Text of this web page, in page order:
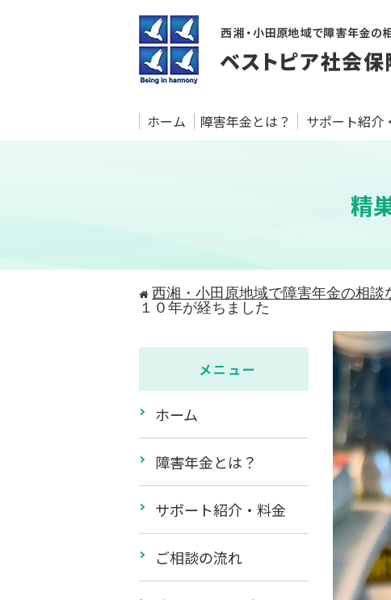
ホーム 障害年金とは？ サポート紹介
精
西湘・小田原地域で障害年金の相
１０年が経ちました
メニュー
ホーム
障害年金とは？
サポート紹介・料金
ご相談の流れ